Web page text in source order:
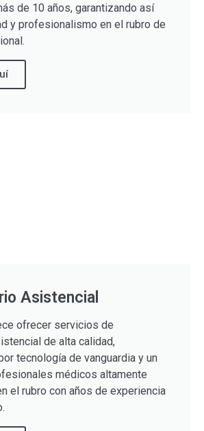
de 10 años, garantizando así
y profesionalismo en el rubro de
Asistencial
ofrecer servicios de
de alta calidad,
tecnología de vanguardia y un
médicos altamente
el rubro con años de experiencia